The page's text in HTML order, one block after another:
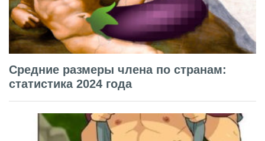
Средние размеры члена по странам:
статистика 2024 года